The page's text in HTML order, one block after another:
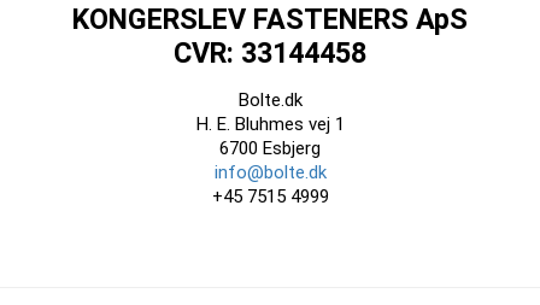
KONGERSLEV FASTENERS ApS
CVR: 33144458
Bolte.dk
H. E. Bluhmes vej 1
6700 Esbjerg
info@bolte.dk
+45 7515 4999